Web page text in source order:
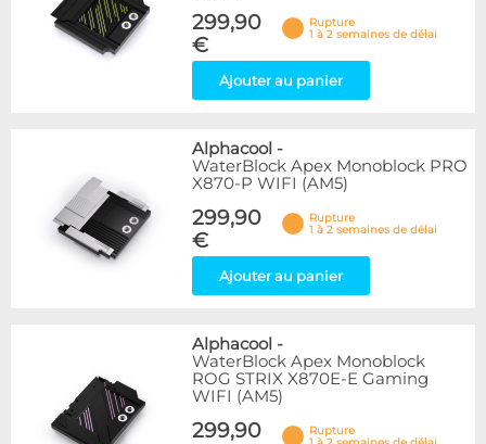
299,90
€
Rupture
1 à 2 semaines de délai
Ajouter au panier
Alphacool -
WaterBlock Apex Monoblock PRO
X870-P WIFI (AM5)
299,90
€
Rupture
1 à 2 semaines de délai
Ajouter au panier
Alphacool -
WaterBlock Apex Monoblock
ROG STRIX X870E-E Gaming
WIFI (AM5)
299,90
Rupture